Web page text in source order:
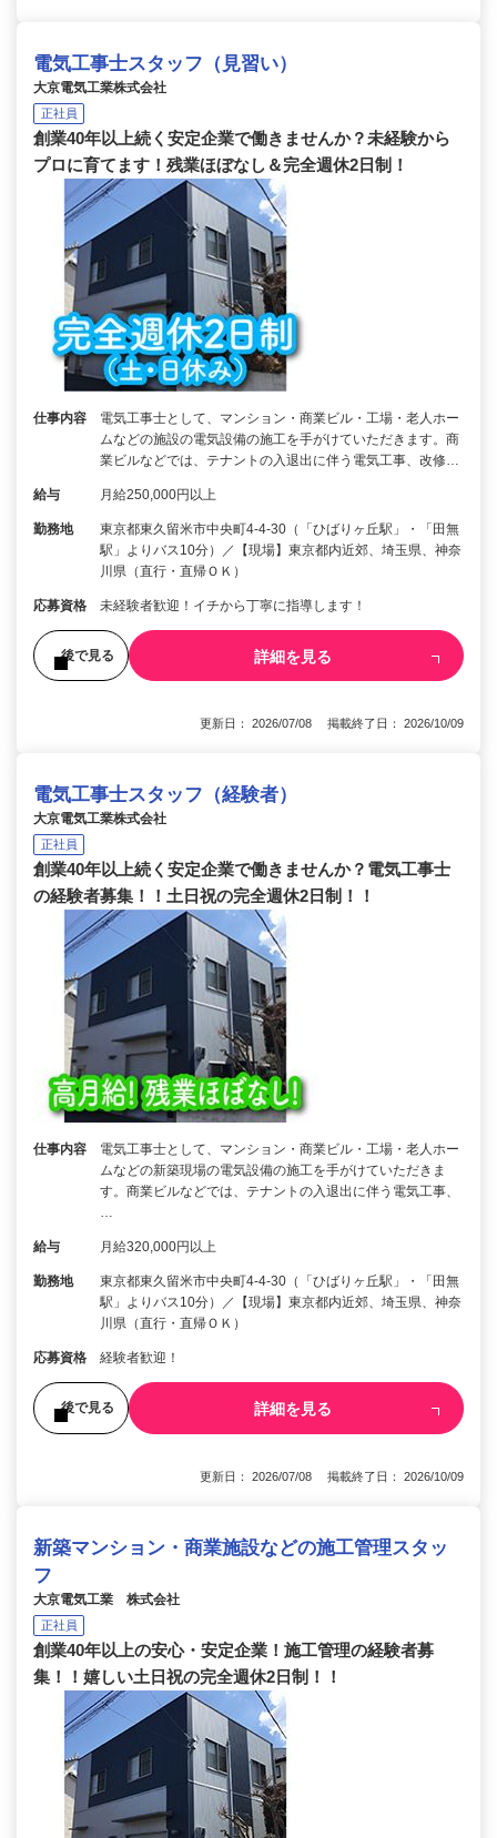
電気工事士スタッフ（見習い）
大京電気工業株式会社
正社員
創業40年以上続く安定企業で働きませんか？未経験から
プロに育てます！残業ほぼなし＆完全週休2日制！
仕事内容
電気工事士として、マンション・商業ビル・工場・老人ホー
ムなどの施設の電気設備の施工を手がけていただきます。商
業ビルなどでは、テナントの入退出に伴う電気工事、改修…
給与 月給250,000円以上
勤務地
東京都東久留米市中央町4-4-30（「ひばりヶ丘駅」・「田無
駅」よりバス10分）／【現場】東京都内近郊、埼玉県、神奈
川県（直行・直帰ＯＫ）
応募資格 未経験者歓迎！イチから丁寧に指導します！
後で見る 詳細を見る
更新日： 2026/07/08 掲載終了日： 2026/10/09
電気工事士スタッフ（経験者）
大京電気工業株式会社
正社員
創業40年以上続く安定企業で働きませんか？電気工事士
の経験者募集！！土日祝の完全週休2日制！！
仕事内容
電気工事士として、マンション・商業ビル・工場・老人ホー
ムなどの新築現場の電気設備の施工を手がけていただきま
す。商業ビルなどでは、テナントの入退出に伴う電気工事、
…
給与 月給320,000円以上
勤務地
東京都東久留米市中央町4-4-30（「ひばりヶ丘駅」・「田無
駅」よりバス10分）／【現場】東京都内近郊、埼玉県、神奈
川県（直行・直帰ＯＫ）
応募資格 経験者歓迎！
後で見る 詳細を見る
更新日： 2026/07/08 掲載終了日： 2026/10/09
新築マンション・商業施設などの施工管理スタッ
フ
大京電気工業 株式会社
正社員
創業40年以上の安心・安定企業！施工管理の経験者募
集！！嬉しい土日祝の完全週休2日制！！